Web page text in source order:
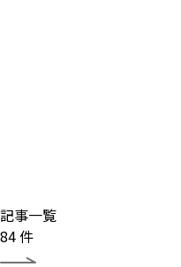
記事一覧
84件